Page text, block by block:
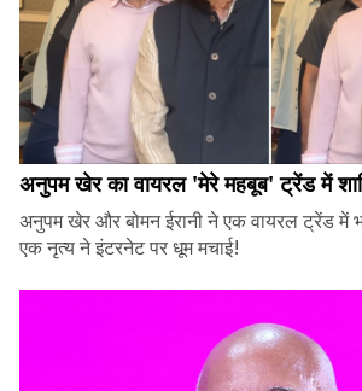
अनुपम खेर का वायरल 'मेरे महबूब' ट्रेंड में
अनुपम खेर और बोमन ईरानी ने एक वायरल ट्रेंड में
एक नृत्य ने इंटरनेट पर धूम मचाई!